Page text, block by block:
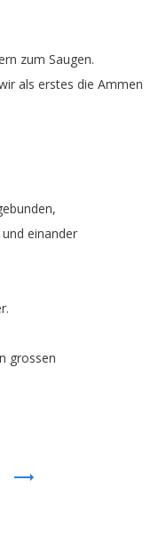
zum Saugen.
als erstes die Ammen
,
und einander
.
grossen